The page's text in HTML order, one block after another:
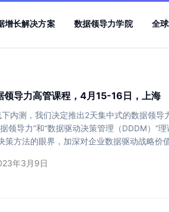
增长解决方案 数据领导力学院 全
领导力高管课程，4月15-16日，上海
内测，我们决定推出2天集中式的数据领导
领导力”和“数据驱动决策管理（DDDM）”
策方法的眼界，加深对企业数据驱动战略价
不确定性的市场环境下，实现可持续的增长
年3月9日